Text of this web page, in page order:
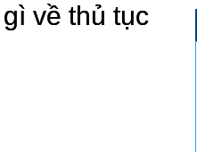
về thủ tục